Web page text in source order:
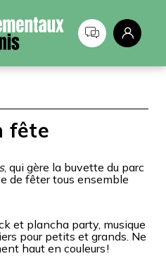
fête
, qui gère la buvette du parc
de fêter tous ensemble
et plancha party, musique
pour petits et grands. Ne
haut en couleurs !